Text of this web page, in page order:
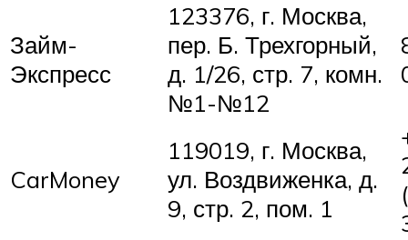
Займ-
Экспресс
123376, г. Москва,
пер. Б. Трехгорный,
д. 1/26, стр. 7, комн.
№1-№12
CarMoney
119019, г. Москва,
ул. Воздвиженка, д.
9, стр. 2, пом. 1